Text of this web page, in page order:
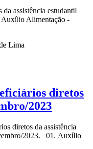
assistência estudantil
Alimentação -
Lima
diretos
2023
diretos da assistência
2023. 01. Auxílio